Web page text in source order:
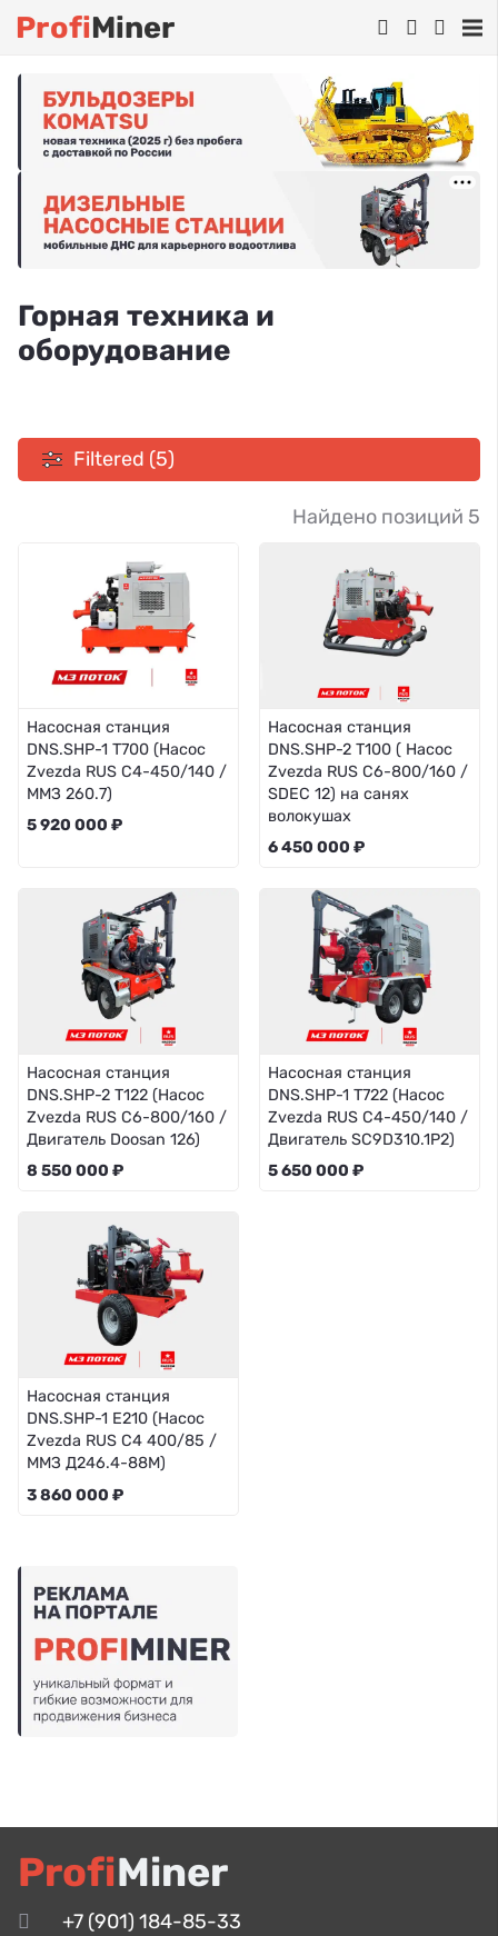
ProfiMiner
Горная техника и
оборудование
Filtered (5)
Найдено позиций 5
Насосная станция
DNS.SHP-1 Т700 (Насос
Zvezda RUS C4-450/140 /
ММЗ 260.7)
5 920 000 ₽
Насосная станция
DNS.SHP-2 T100 ( Насос
Zvezda RUS C6-800/160 /
SDEC 12) на санях
волокушах
6 450 000 ₽
Насосная станция
DNS.SHP-2 T122 (Насос
Zvezda RUS C6-800/160 /
Двигатель Doosan 126)
8 550 000 ₽
Насосная станция
DNS.SHP-1 T722 (Насос
Zvezda RUS C4-450/140 /
Двигатель SC9D310.1P2)
5 650 000 ₽
Насосная станция
DNS.SHP-1 E210 (Насос
Zvezda RUS C4 400/85 /
ММЗ Д246.4-88М)
3 860 000 ₽
ProfiMiner
+7 (901) 184-85-33